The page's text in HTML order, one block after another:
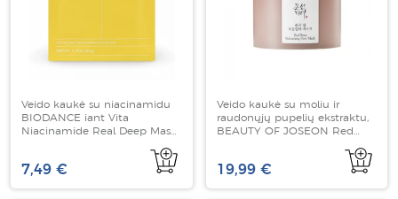
Veido kaukė su niacinamidu
BIODANCE iant Vita
Niacinamide Real Deep Mask,
7,49 €
Veido kaukė su moliu ir
raudonųjų pupelių ekstraktu,
BEAUTY OF JOSEON Red
19,99 €